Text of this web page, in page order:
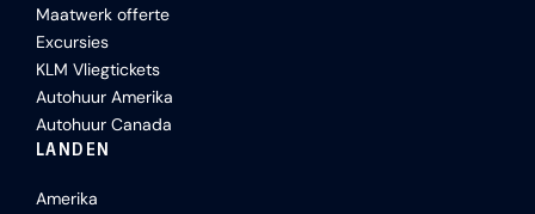
Maatwerk offerte
Excursies
KLM Vliegtickets
Autohuur Amerika
Autohuur Canada
LANDEN
Amerika